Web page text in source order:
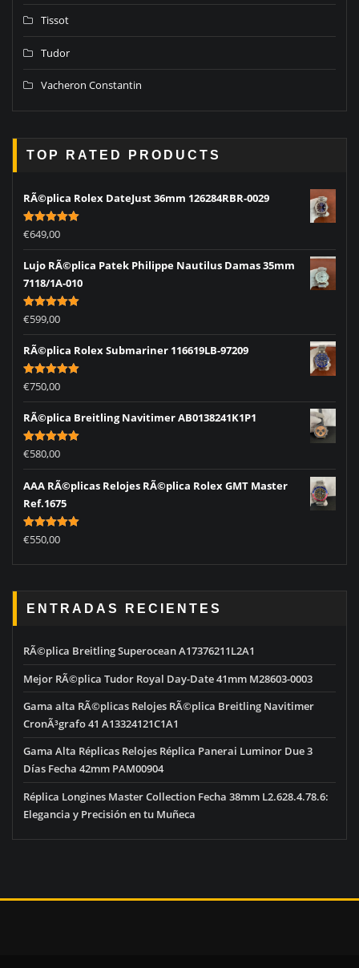
Tissot
Tudor
Vacheron Constantin
TOP RATED PRODUCTS
RÃ©plica Rolex DateJust 36mm 126284RBR-0029
Rated5.00
out of 5
€649,00
Lujo RÃ©plica Patek Philippe Nautilus Damas 35mm
7118/1A-010
Rated5.00
out of 5
€599,00
RÃ©plica Rolex Submariner 116619LB-97209
Rated5.00
out of 5
€750,00
RÃ©plica Breitling Navitimer AB0138241K1P1
Rated5.00
out of 5
€580,00
AAA RÃ©plicas Relojes RÃ©plica Rolex GMT Master
Ref.1675
Rated5.00
out of 5
€550,00
ENTRADAS RECIENTES
RÃ©plica Breitling Superocean A17376211L2A1
Mejor RÃ©plica Tudor Royal Day-Date 41mm M28603-0003
Gama alta RÃ©plicas Relojes RÃ©plica Breitling Navitimer
CronÃ³grafo 41 A13324121C1A1
Gama Alta Réplicas Relojes Réplica Panerai Luminor Due 3
Días Fecha 42mm PAM00904
Réplica Longines Master Collection Fecha 38mm L2.628.4.78.6:
Elegancia y Precisión en tu Muñeca